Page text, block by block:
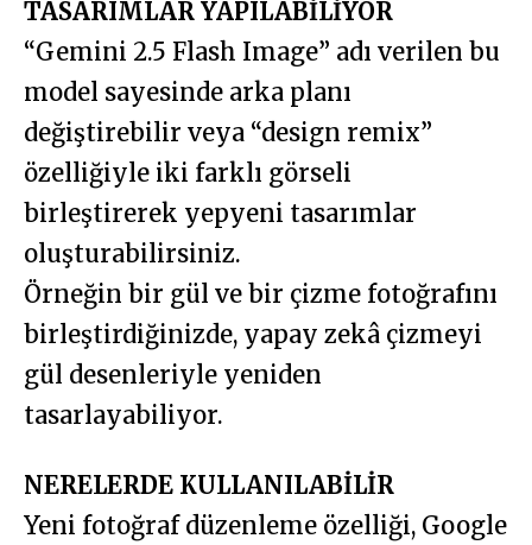
TASARIMLAR YAPILABİLİYOR
“Gemini 2.5 Flash Image” adı verilen bu
model sayesinde arka planı
değiştirebilir veya “design remix”
özelliğiyle iki farklı görseli
birleştirerek yepyeni tasarımlar
oluşturabilirsiniz.
Örneğin bir gül ve bir çizme fotoğrafını
birleştirdiğinizde, yapay zekâ çizmeyi
gül desenleriyle yeniden
tasarlayabiliyor.
NERELERDE KULLANILABİLİR
Yeni fotoğraf düzenleme özelliği, Google